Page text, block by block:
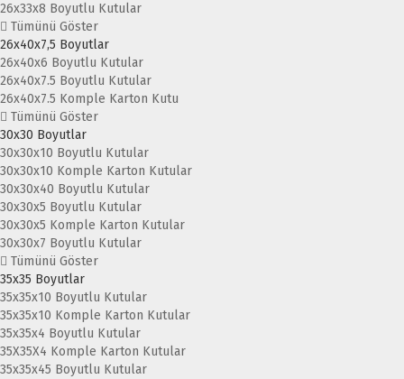
26x33x8 Boyutlu Kutular
Tümünü Göster
26x40x7,5 Boyutlar
26x40x6 Boyutlu Kutular
26x40x7.5 Boyutlu Kutular
26x40x7.5 Komple Karton Kutu
Tümünü Göster
30x30 Boyutlar
30x30x10 Boyutlu Kutular
30x30x10 Komple Karton Kutular
30x30x40 Boyutlu Kutular
30x30x5 Boyutlu Kutular
30x30x5 Komple Karton Kutular
30x30x7 Boyutlu Kutular
Tümünü Göster
35x35 Boyutlar
35x35x10 Boyutlu Kutular
35x35x10 Komple Karton Kutular
35x35x4 Boyutlu Kutular
35X35X4 Komple Karton Kutular
35x35x45 Boyutlu Kutular